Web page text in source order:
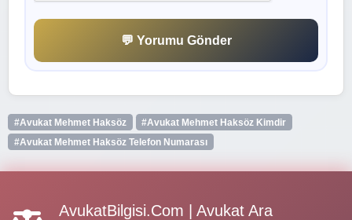
💬 Yorumu Gönder
#Avukat Mehmet Haksöz
#Avukat Mehmet Haksöz Kimdir
#Avukat Mehmet Haksöz Telefon Numarası
AvukatBilgisi.Com | Avukat Ara